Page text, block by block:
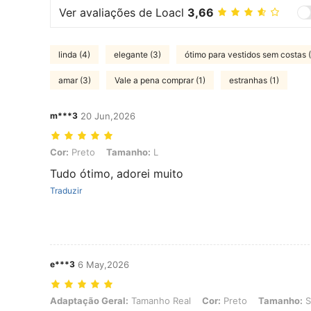
Ver avaliações de Loacl 3,66
linda (4) elegante (3) ótimo para vestidos sem costas
amar (3) Vale a pena comprar (1) estranhas (1)
m***3 20 Jun,2026
Cor: Preto, Tamanho: L
Cor: Preto Tamanho: L
Tudo ótimo, adorei muito
Traduzir
e***3 6 May,2026
Adaptação Geral: Tamanho Real, Cor: Preto, Tamanho: S
Adaptação Geral: Tamanho Real Cor: Preto Tamanho: S